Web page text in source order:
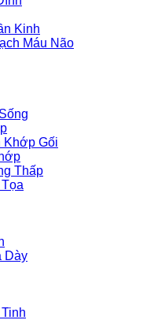
Kinh
Máu Não
Gối
Thấp
Dày